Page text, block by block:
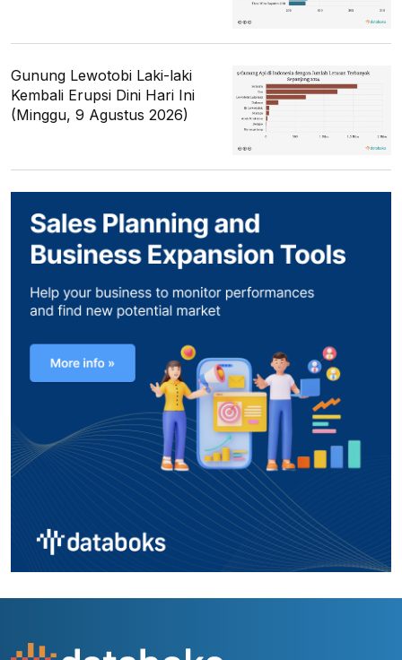
Gunung Lewotobi Laki-laki
Kembali Erupsi Dini Hari Ini
(Minggu, 9 Agustus 2026)